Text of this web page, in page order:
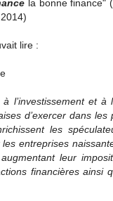
la bonne finance"
lire :
l’investissement et à
d’exercer dans les
les
entreprises
leur
financières ainsi